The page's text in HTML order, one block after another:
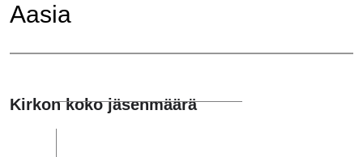
Aasia
Kirkon koko jäsenmäärä